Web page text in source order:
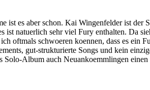
ist es aber schon. Kai Wingenfelder ist
natuerlich sehr viel Fury enthalten. Da
oftmals schwoeren koennen, dass es ein
gut-strukturierte Songs und kein
Solo-Album auch Neuankoemmlingen